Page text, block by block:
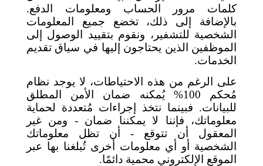
كلمات مرور الحساب ومعلومات الدفع.
بالإضافة إلى ذلك، تخضع جميع المعلومات
الشخصية للتشفير، ونقوم بتقييد الوصول إلى
الموظفين الذين يحتاجون إليها في سياق تقديم
الخدمات.
على الرغم من هذه الاحتياطات، لا يوجد نظام
مُحكم 100% يُمكنه ضمان الأمن المطلق
للبيانات. فبينما نتخذ إجراءات مُتعددة لحماية
معلوماتك، فإننا لا يمكننا ضمان - ومن غير
المعقول أن تتوقع - أن تظل معلوماتك
الشخصية أو أي معلومات أخرى تُبلغنا بها عبر
الموقع الإلكتروني محمية دائمًا.